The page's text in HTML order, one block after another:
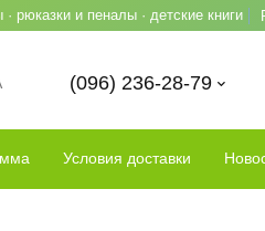
рюказки и пеналы · детские книги
(096) 236-28-79
Условия доставки